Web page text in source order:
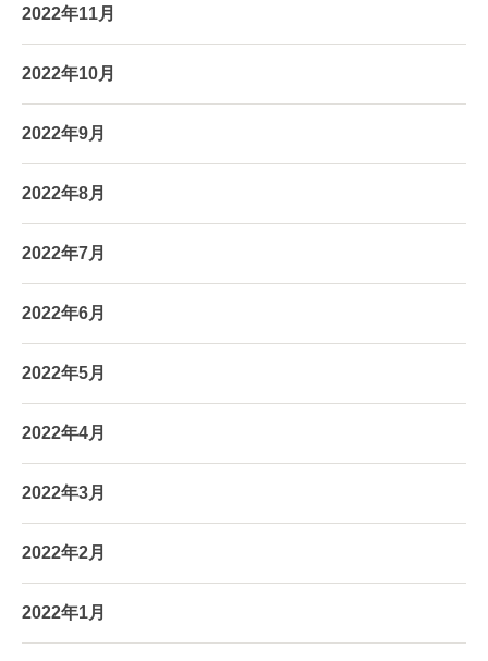
2022年11月
2022年10月
2022年9月
2022年8月
2022年7月
2022年6月
2022年5月
2022年4月
2022年3月
2022年2月
2022年1月